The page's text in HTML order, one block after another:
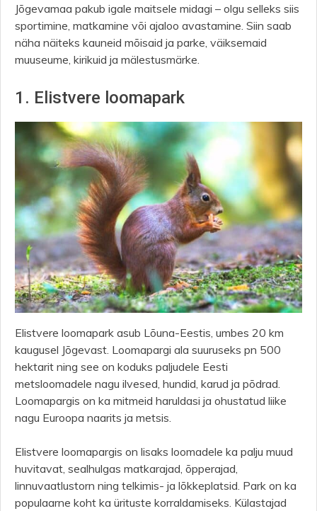
Jõgevamaa pakub igale maitsele midagi – olgu selleks siis
sportimine, matkamine või ajaloo avastamine. Siin saab
näha näiteks kauneid mõisaid ja parke, väiksemaid
muuseume, kirikuid ja mälestusmärke.
1. Elistvere loomapark
Elistvere loomapark asub Lõuna-Eestis, umbes 20 km
kaugusel Jõgevast. Loomapargi ala suuruseks pn 500
hektarit ning see on koduks paljudele Eesti
metsloomadele nagu ilvesed, hundid, karud ja põdrad.
Loomapargis on ka mitmeid haruldasi ja ohustatud liike
nagu Euroopa naarits ja metsis.
Elistvere loomapargis on lisaks loomadele ka palju muud
huvitavat, sealhulgas matkarajad, õpperajad,
linnuvaatlustorn ning telkimis- ja lõkkeplatsid. Park on ka
populaarne koht ka ürituste korraldamiseks. Külastajad